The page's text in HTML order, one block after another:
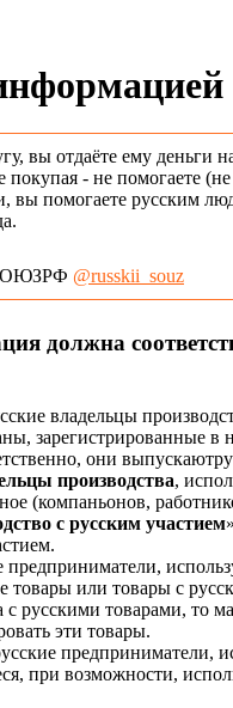
вы отдаёте ему деньги
покупая - не помогаете
вы помогаете русским
@russkii_souz
должна
владельцы
зарегистрированные
они
производства,
(компаньонов,
с русским участием
предприниматели,
товары или товары с
с русскими товарами, то
эти товары.
предприниматели,
при возможности,